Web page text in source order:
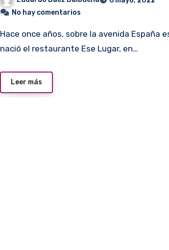
No hay comentarios
Hace once años, sobre la avenida España esquina Bulnes
nació el restaurante Ese Lugar, en…
Leer más